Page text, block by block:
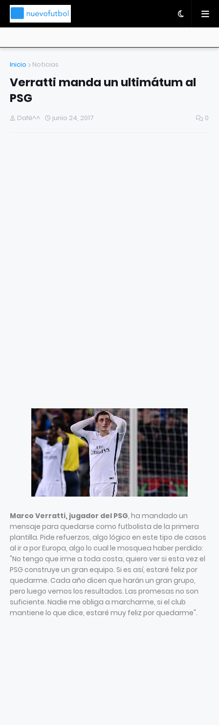
Inicio Noticias
Verratti manda un ultimátum al
PSG
DaNi^^ junio 24, 2017 0
Marco Verratti, jugador del PSG, ha mandado un
mensaje para quedarse como futbolista de la primera
plantilla. Pide refuerzos, algo lógico en este tipo de casos
al ir a por Europa, algo lo cual le mosquea haber perdido:
"No tengo que irme a toda costa, quiero ver si esta vez el
PSG construye un gran equipo. Si es así, estaré feliz por
quedarme. Cada año dicen que harán un gran grupo,
pero luego vemos los resultados. Las promesas no son
suficiente. Nadie me obliga a marcharme, si el club
mantiene lo que dice, estaré muy feliz por quedarme".